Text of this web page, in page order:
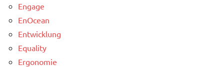
Engage
EnOcean
Entwicklung
Equality
Ergonomie